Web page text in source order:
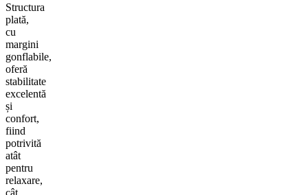
Structura
plată,
cu
margini
gonflabile,
oferă
stabilitate
excelentă
și
confort,
fiind
potrivită
atât
pentru
relaxare,
cât